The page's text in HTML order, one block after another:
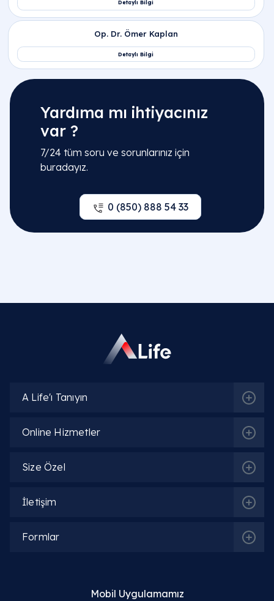
Yardıma mı ihtiyacınız
var ?
7/24 tüm soru ve sorunlarınız için
buradayız.
0 (850) 888 54 33
A Life'ı Tanıyın
Online Hizmetler
Size Özel
İletişim
Formlar
Mobil Uygulamamız